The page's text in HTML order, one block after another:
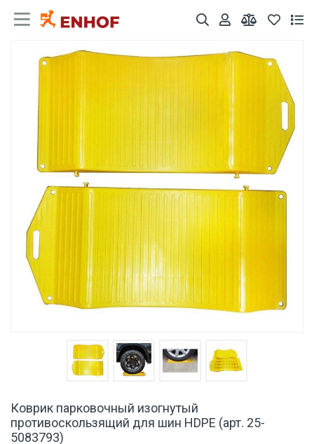
Коврик парковочный изогнутый
противоскользящий для шин HDPE (арт. 25-
5083793)